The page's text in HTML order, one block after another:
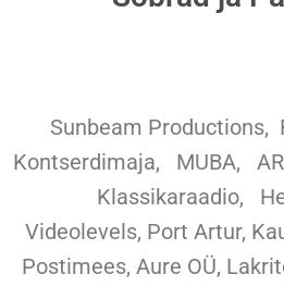
Sunbeam Productions,
Kontserdimaja, MUBA,
Klassikaraadio,
Videolevels, Port Artur,
Postimees, Aure OÜ,